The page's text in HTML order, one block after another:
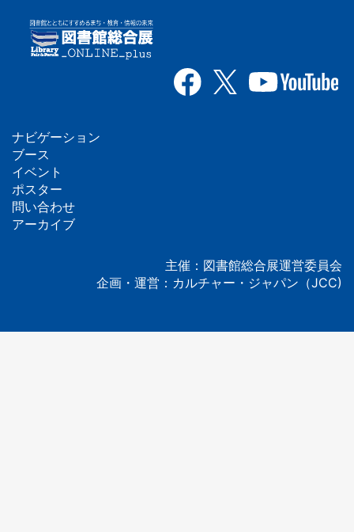
フ
ッ
タ
ナビゲーション
ブース
イベント
ポスター
問い合わせ
アーカイブ
主催：図書館総合展運営委員会
企画・運営：カルチャー・ジャパン（JCC)